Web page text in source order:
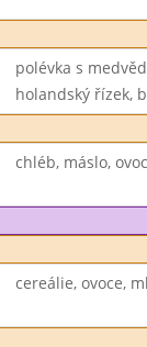
polévka s
holandský řízek,
chléb, máslo,
cereálie, ovoce,